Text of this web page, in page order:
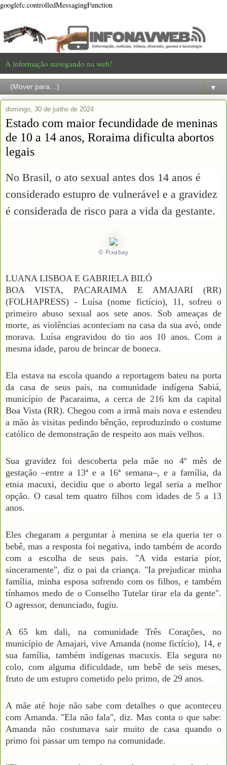
googlefc.controlledMessagingFunction
A informação navegando na web!
▼
domingo, 30 de junho de 2024
Estado com maior fecundidade de meninas
de 10 a 14 anos, Roraima dificulta abortos
legais
No Brasil, o ato sexual antes dos 14 anos é
considerado estupro de vulnerável e a gravidez
é considerada de risco para a vida da gestante.
© Pixabay
LUANA LISBOA E GABRIELA BILÓ
BOA VISTA, PACARAIMA E AMAJARI (RR)
(FOLHAPRESS) - Luísa (nome fictício), 11, sofreu o
primeiro abuso sexual aos sete anos. Sob ameaças de
morte, as violências aconteciam na casa da sua avó, onde
morava. Luísa engravidou do tio aos 10 anos. Com a
mesma idade, parou de brincar de boneca.
Ela estava na escola quando a reportagem bateu na porta
da casa de seus pais, na comunidade indígena Sabiá,
município de Pacaraima, a cerca de 216 km da capital
Boa Vista (RR). Chegou com a irmã mais nova e estendeu
a mão às visitas pedindo bênção, reproduzindo o costume
católico de demonstração de respeito aos mais velhos.
Sua gravidez foi descoberta pela mãe no 4º mês de
gestação –entre a 13ª e a 16ª semana–, e a família, da
etnia macuxi, decidiu que o aborto legal seria a melhor
opção. O casal tem quatro filhos com idades de 5 a 13
anos.
Eles chegaram a perguntar à menina se ela queria ter o
bebê, mas a resposta foi negativa, indo também de acordo
com a escolha de seus pais. "A vida estaria pior,
sinceramente", diz o pai da criança. "Ia prejudicar minha
família, minha esposa sofrendo com os filhos, e também
tínhamos medo de o Conselho Tutelar tirar ela da gente".
O agressor, denunciado, fugiu.
A 65 km dali, na comunidade Três Corações, no
município de Amajari, vive Amanda (nome fictício), 14, e
sua família, também indígenas macuxis. Ela segura no
colo, com alguma dificuldade, um bebê de seis meses,
fruto de um estupro cometido pelo primo, de 29 anos.
A mãe até hoje não sabe com detalhes o que aconteceu
com Amanda. "Ela não fala", diz. Mas conta o que sabe:
Amanda não costumava sair muito de casa quando o
primo foi passar um tempo na comunidade.